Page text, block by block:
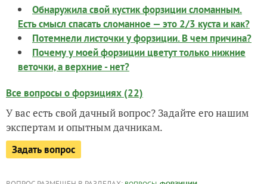
Обнаружила свой кустик форзиции сломанным.
Есть смысл спасать сломанное — это 2/3 куста и как?
Потемнели листочки у форзиции. В чем причина?
Почему у моей форзиции цветут только нижние
веточки, а верхние - нет?
Все вопросы о форзициях (22)
У вас есть свой дачный вопрос? Задайте его нашим
экспертам и опытным дачникам.
Задать вопрос